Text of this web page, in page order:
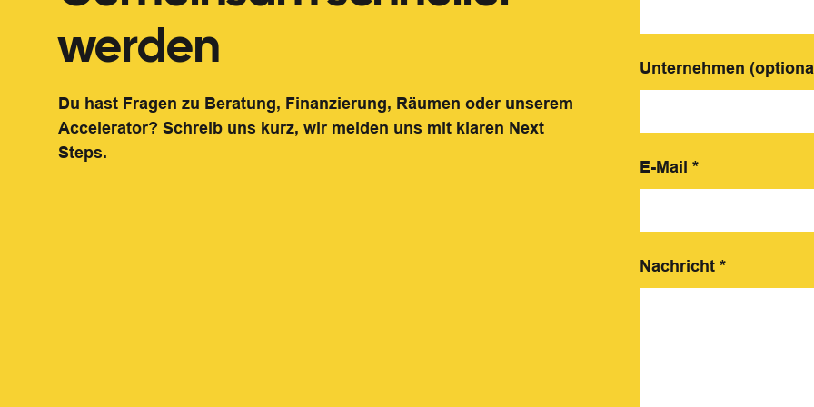
werden
Du hast Fragen zu Beratung, Finanzierung, Räumen oder unserem
Accelerator? Schreib uns kurz, wir melden uns mit klaren Next
Steps.
Unternehmen
E-Mail *
Nachricht *